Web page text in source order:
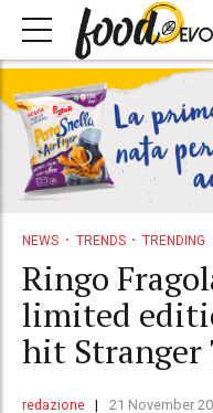
NEWS TRENDS TRENDING
Ringo
limited
hit
redazione 21 November